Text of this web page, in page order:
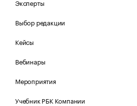
Эксперты
Выбор редакции
Кейсы
Вебинары
Мероприятия
Учебник РБК Компании